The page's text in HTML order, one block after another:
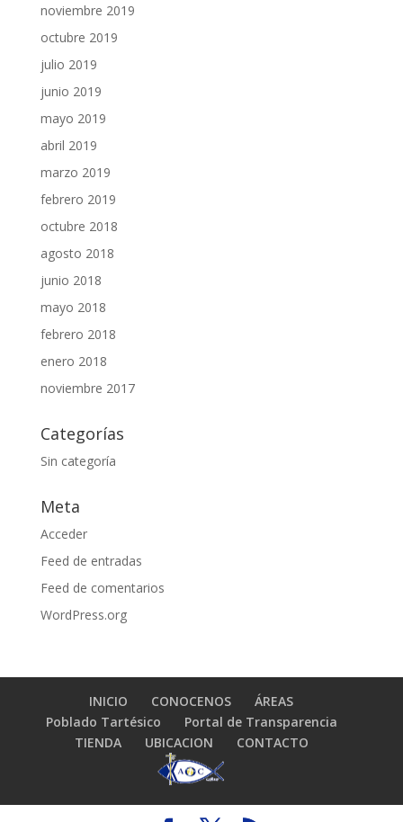
noviembre 2019
octubre 2019
julio 2019
junio 2019
mayo 2019
abril 2019
marzo 2019
febrero 2019
octubre 2018
agosto 2018
junio 2018
mayo 2018
febrero 2018
enero 2018
noviembre 2017
Categorías
Sin categoría
Meta
Acceder
Feed de entradas
Feed de comentarios
WordPress.org
INICIO CONOCENOS
ÁREAS
Poblado Tartésico
Portal de Transparencia
TIENDA
UBICACION CONTACTO